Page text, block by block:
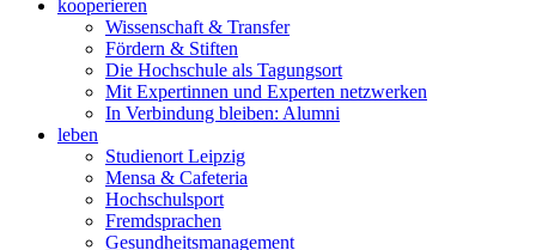
kooperieren
Wissenschaft & Transfer
Fördern & Stiften
Die Hochschule als Tagungsort
Mit Expertinnen und Experten netzwerken
In Verbindung bleiben: Alumni
leben
Studienort Leipzig
Mensa & Cafeteria
Hochschulsport
Fremdsprachen
Gesundheitsmanagement